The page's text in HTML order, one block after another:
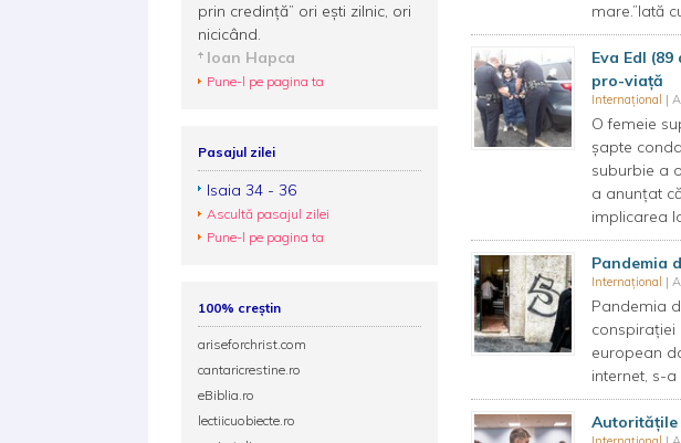
mare.”Iată
Eva Edl
pro-viață
Internațional |
O femeie
șapte
suburbie a
a anunțat
implicarea
Pandemia
Internațional |
Pandemia
conspiraţiei
european
internet, s-
Autorităţile
prin credință” ori ești zilnic, ori
nicicând.
Ioan Hapca
Pune-l pe pagina ta
Pasajul zilei
Isaia 34 - 36
Ascultă pasajul zilei
Pune-l pe pagina ta
100% creștin
ariseforchrist.com
cantaricrestine.ro
eBiblia.ro
lectiicuobiecte.ro